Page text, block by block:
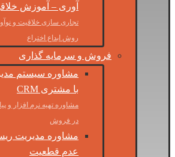
آوری – آموزش
تجاری سازی خلاقیت و
روش ابداع اختراع
فروش و سرمایه گذاری
مشاوره سیستم
با مشتری CRM
در فروش
مشاوره مدیریت
عدم قطعیت